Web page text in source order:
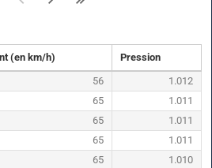
(en km/h)
Pression
56
1.012
65
1.011
65
1.011
65
1.011
65
1.010